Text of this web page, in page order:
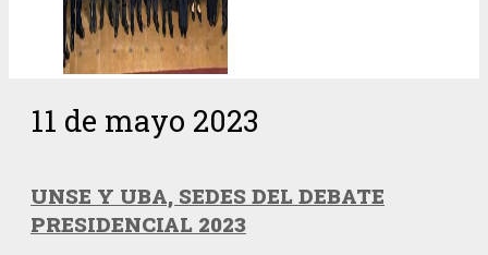
11 de mayo 2023
UNSE Y UBA, SEDES DEL DEBATE
PRESIDENCIAL 2023